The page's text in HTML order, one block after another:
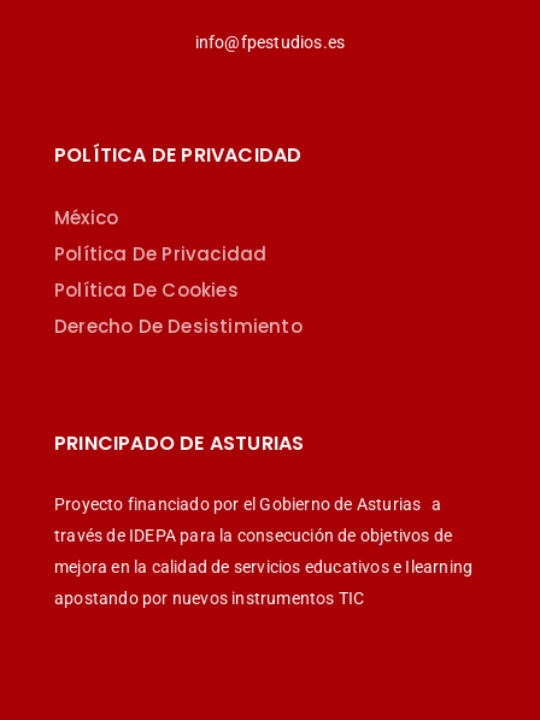
info@fpestudios.es
POLÍTICA DE PRIVACIDAD
México
Política De Privacidad
Política De Cookies
Derecho De Desistimiento
PRINCIPADO DE ASTURIAS
Proyecto financiado por el Gobierno de Asturias a
través de IDEPA para la consecución de objetivos de
mejora en la calidad de servicios educativos e Ilearning
apostando por nuevos instrumentos TIC